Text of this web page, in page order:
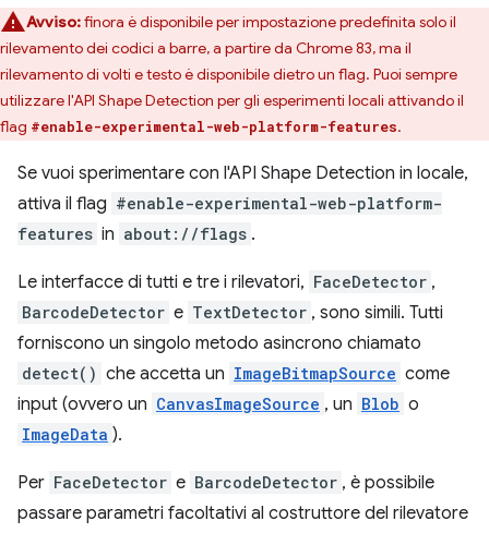
Avviso:finora è disponibile per impostazione predefinita solo il
rilevamento dei codici a barre, a partire da Chrome 83, ma il
rilevamento di volti e testo è disponibile dietro un flag. Puoi sempre
utilizzare l'API Shape Detection per gli esperimenti locali attivando il
flag #enable-experimental-web-platform-features.
Se vuoi sperimentare con l'API Shape Detection in locale,
attiva il flag #enable-experimental-web-platform-
features in about://flags .
Le interfacce di tutti e tre i rilevatori, FaceDetector ,
BarcodeDetector e TextDetector , sono simili. Tutti
forniscono un singolo metodo asincrono chiamato
detect() che accetta un ImageBitmapSource come
input (ovvero un CanvasImageSource , un Blob o
ImageData ).
Per FaceDetector e BarcodeDetector , è possibile
passare parametri facoltativi al costruttore del rilevatore